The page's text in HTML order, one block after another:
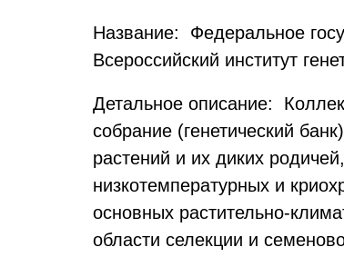
Название: Федеральное
Всероссийский институт
Детальное описание:
собрание (генетический
растений и их диких
низкотемпературных и
основных растительно-
области селекции и